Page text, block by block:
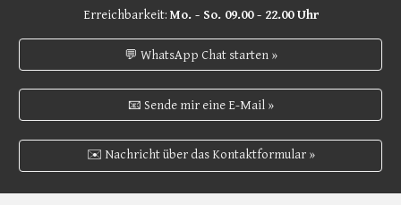
Erreichbarkeit: Mo. - So. 09.00 - 22.00 Uhr
💬 WhatsApp Chat starten »
📧 Sende mir eine E-Mail »
✉️ Nachricht über das Kontaktformular »